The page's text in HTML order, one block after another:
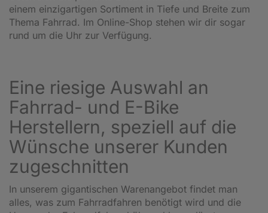
einem einzigartigen Sortiment in Tiefe und Breite zum
Thema Fahrrad. Im Online-Shop stehen wir dir sogar
rund um die Uhr zur Verfügung.
Eine riesige Auswahl an
Fahrrad- und E-Bike
Herstellern, speziell auf die
Wünsche unserer Kunden
zugeschnitten
In unserem gigantischen Warenangebot findet man
alles, was zum Fahrradfahren benötigt wird und die